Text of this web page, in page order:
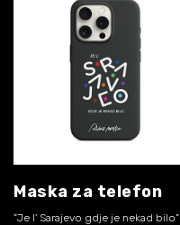
Maska za telefon
"Je l' Sarajevo gdje je nekad bilo"